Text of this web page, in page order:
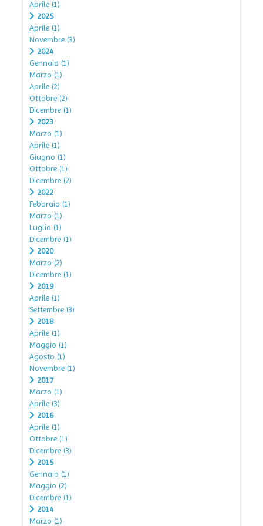
Aprile (1)
2025
Aprile (1)
Novembre (3)
2024
Gennaio (1)
Marzo (1)
Aprile (2)
Ottobre (2)
Dicembre (1)
2023
Marzo (1)
Aprile (1)
Giugno (1)
Ottobre (1)
Dicembre (2)
2022
Febbraio (1)
Marzo (1)
Luglio (1)
Dicembre (1)
2020
Marzo (2)
Dicembre (1)
2019
Aprile (1)
Settembre (3)
2018
Aprile (1)
Maggio (1)
Agosto (1)
Novembre (1)
2017
Marzo (1)
Aprile (3)
2016
Aprile (1)
Ottobre (1)
Dicembre (3)
2015
Gennaio (1)
Maggio (2)
Dicembre (1)
2014
Marzo (1)